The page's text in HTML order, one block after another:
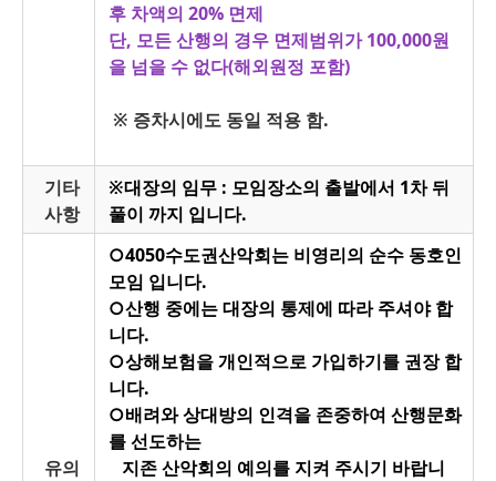
후 차액의 20% 면제
단, 모든 산행의 경우 면제범위가 100,000원
을 넘을 수 없다(해외원정 포함)
※ 증차시에도 동일 적용 함.
기타
사항
※대장의 임무 : 모임장소의 출발에서 1차 뒤
풀이 까지 입니다.
유의
○4050수도권산악회는 비영리의 순수 동호인
모임 입니다.
○산행 중에는 대장의 통제에 따라 주셔야 합
니다.
○상해보험을 개인적으로 가입하기를 권장 합
니다.
○배려와 상대방의 인격을 존중하여 산행문화
를 선도하는
지존 산악회의 예의를 지켜 주시기 바랍니